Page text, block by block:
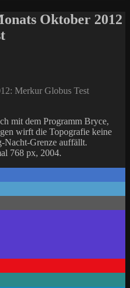
Oktober 2012
Merkur Globus Test
mit dem Programm Bryce,
wirft die Topografie keine
Nacht-Grenze auffällt.
768 px, 2004.